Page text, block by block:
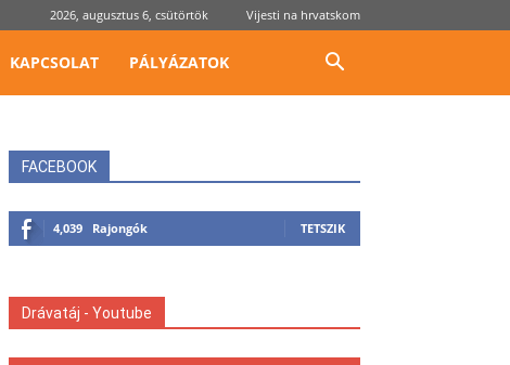
2026, augusztus 6, csütörtök Vijesti na hrvatskom
KAPCSOLAT PÁLYÁZATOK
FACEBOOK
4,039 Rajongók TETSZIK
Drávatáj - Youtube